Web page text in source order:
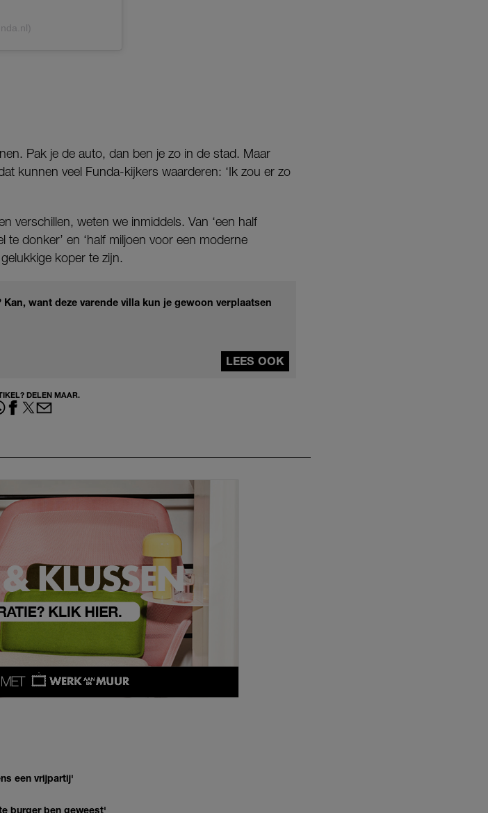
Pak je de auto, dan ben je zo in de stad. Maar
kunnen veel Funda-kijkers waarderen: ‘Ik zou er zo
verschillen, weten we inmiddels. Van ‘een half
te donker’ en ‘half miljoen voor een moderne
koper te zijn.
Kan, want deze varende villa kun je gewoon verplaatsen
LEES OOK
DELEN MAAR.
een vrijpartij'
burger ben geweest'